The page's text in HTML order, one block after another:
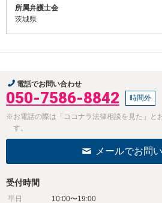
所属弁護士会
茨城県
電話でお問い合わせ
050-7586-8842 時間外
※お電話の際は「ココナラ法律相談を見た」と
す。
メールでお問
受付時間
平日
10:00〜19:00